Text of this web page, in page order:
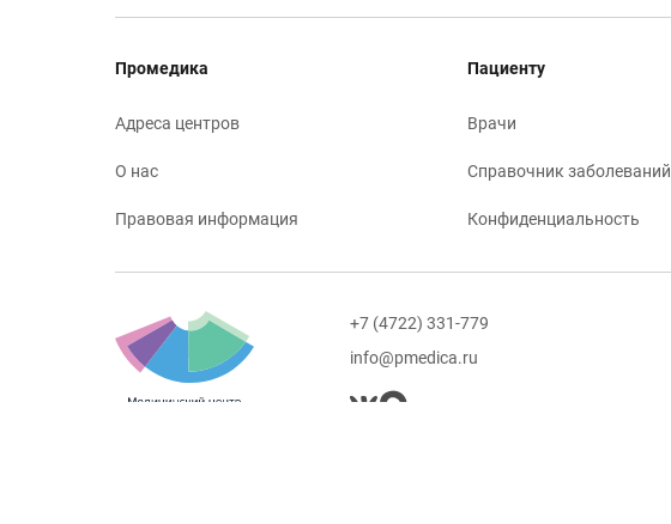
Промедика
Адреса центров
О нас
Правовая информация
Пациенту
Врачи
Справочник заболеваний
Конфиденциальность
+7 (4722) 331-779
info@pmedica.ru